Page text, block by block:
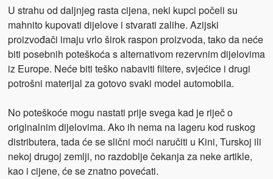
U strahu od daljnjeg rasta cijena, neki kupci počeli su
mahnito kupovati dijelove i stvarati zalihe. Azijski
proizvođači imaju vrlo širok raspon proizvoda, tako da neće
biti posebnih poteškoća s alternativom rezervnim dijelovima
iz Europe. Neće biti teško nabaviti filtere, svjećice i drugi
potrošni materijal za gotovo svaki model automobila.
No poteškoće mogu nastati prije svega kad je riječ o
originalnim dijelovima. Ako ih nema na lageru kod ruskog
distributera, tada će se slični moći naručiti u Kini, Turskoj ili
nekoj drugoj zemlji, no razdoblje čekanja za neke artikle,
kao i cijene, će se znatno povećati.